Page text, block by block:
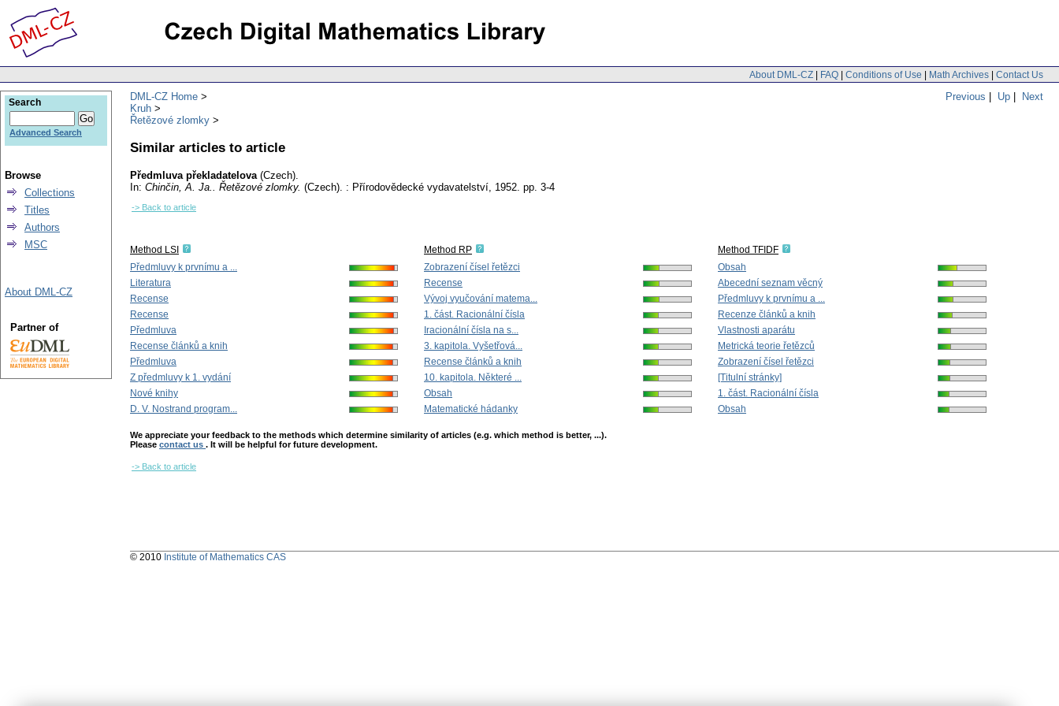
About DML-CZ | FAQ | Conditions of Use | Math Archives | Contact Us
Previous | Up | Next
DML-CZ Home
Kruh
Řetězové zlomky
Similar articles to article
Předmluva překladatelova (Czech).
In: Chinčin, A. Ja.. Řetězové zlomky. (Czech). : Přírodovědecké vydavatelství, 1952. pp. 3-4
-> Back to article
Method LSI
Předmluvy k prvnímu a ...
Literatura
Recense
Recense
Předmluva
Recense článků a knih
Předmluva
Z předmluvy k 1. vydání
Nové knihy
D. V. Nostrand program...
Method RP
Zobrazení čísel řetězci
Recense
Vývoj vyučování matema...
1. část. Racionální čísla
Iracionální čísla na s...
3. kapitola. Vyšetřová...
Recense článků a knih
10. kapitola. Některé ...
Obsah
Matematické hádanky
Method TFIDF
Obsah
Abecední seznam věcný
Předmluvy k prvnímu a ...
Recenze článků a knih
Vlastnosti aparátu
Metrická teorie řetězců
Zobrazení čísel řetězci
[Titulní stránky]
1. část. Racionální čísla
Obsah
We appreciate your feedback to the methods which determine similarity of articles (e.g. which method is better, ...).
Please contact us . It will be helpful for future development.
-> Back to article
Search
Advanced Search
Browse
Collections
Titles
Authors
MSC
About DML-CZ
Partner of
© 2010 Institute of Mathematics CAS